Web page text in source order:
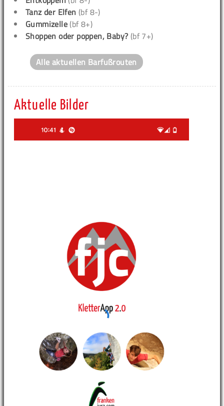
Tanz der Elfen (bf 8-)
Gummizelle (bf 8+)
Shoppen oder poppen, Baby? (bf 7+)
Alle aktuellen Barfußrouten
Aktuelle Bilder